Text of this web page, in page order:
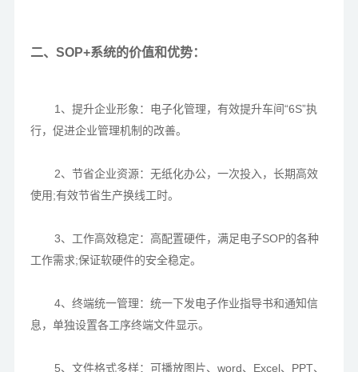
二、SOP+系统的价值和优势：
1、提升企业形象：电子化管理，有效提升车间“6S”执
行，促进企业管理机制的改善。
2、节省企业资源：无纸化办公，一次投入，长期高效
使用;有效节省生产换线工时。
3、工作高效稳定：高配置硬件，满足电子SOP的各种
工作需求;保证软硬件的安全稳定。
4、终端统一管理：统一下发电子作业指导书和通知信
息，单独设置各工序终端文件显示。
5、文件格式多样：可播放图片、word、Excel、PPT、